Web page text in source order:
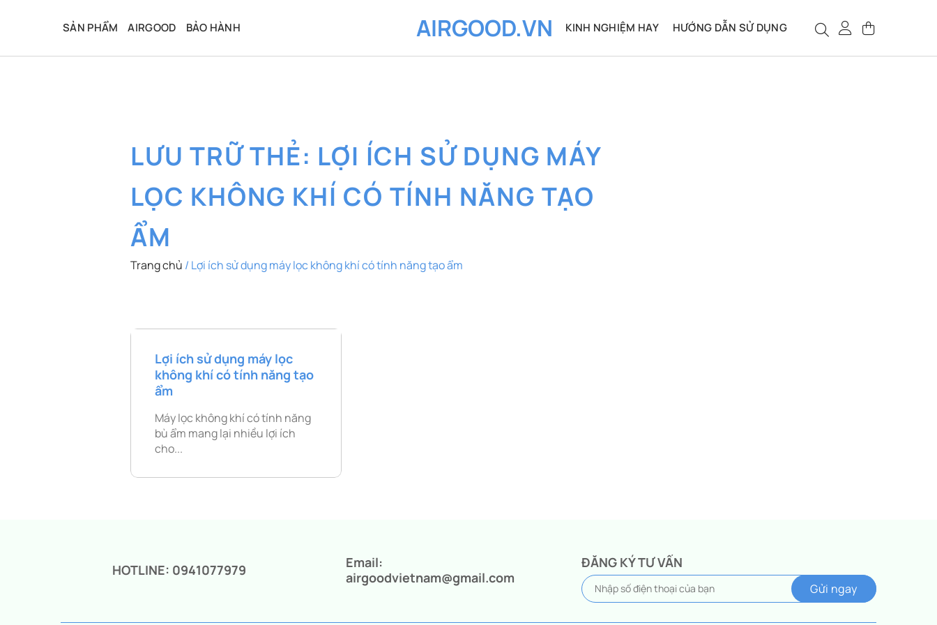
dung
AIRGOOD.VN
SẢN PHẨM AIRGOOD BẢO HÀNH KINH NGHIỆM HAY HƯỚNG DẪN SỬ DỤNG
LƯU TRỮ THẺ: LỢI ÍCH SỬ DỤNG MÁY
LỌC KHÔNG KHÍ CÓ TÍNH NĂNG TẠO
ẨM
Trang chủ / Lợi ích sử dụng máy lọc không khí có tính năng tạo ẩm
Lợi ích sử dụng máy lọc
không khí có tính năng tạo
ẩm
Máy lọc không khí có tính năng
bù ẩm mang lại nhiều lợi ích
cho...
HOTLINE: 0941077979
Email:
airgoodvietnam@gmail.com
ĐĂNG KÝ TƯ VẤN